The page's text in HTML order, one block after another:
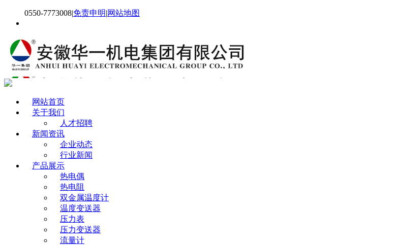
0550-7773008|免责申明|网站地图
网站首页
关于我们
人才招聘
新闻资讯
企业动态
行业新闻
产品展示
热电偶
热电阻
双金属温度计
温度变送器
压力表
压力变送器
流量计